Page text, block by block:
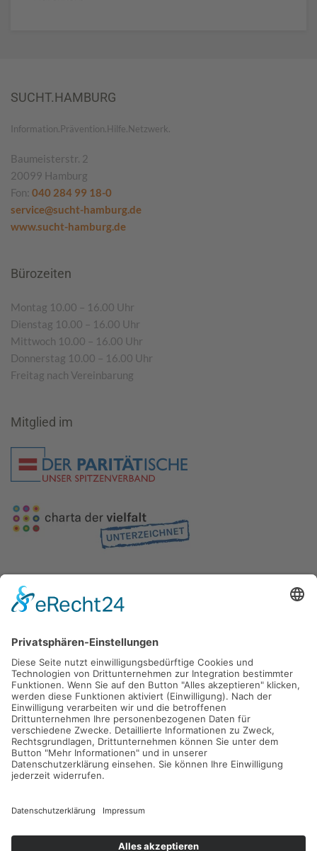
SUCHT.HAMBURG
Information.Prävention.Hilfe.Netzwerk.
Baumeisterstr. 2
20099 Hamburg
Fon: 040 284 99 18-0
service@sucht-hamburg.de
www.sucht-hamburg.de
Bürozeiten
Montag 10.00 – 16.00 Uhr
Dienstag 10.00 – 16.00 Uhr
Mittwoch 10.00 – 16.00 Uhr
Donnerstag 10.00 – 16.00 Uhr
Freitag nach Vereinbarung
Mitglied im
Gefördert durch die
Freie und Hansestadt Hamburg
SUCHT.HAMBURG gGmbH